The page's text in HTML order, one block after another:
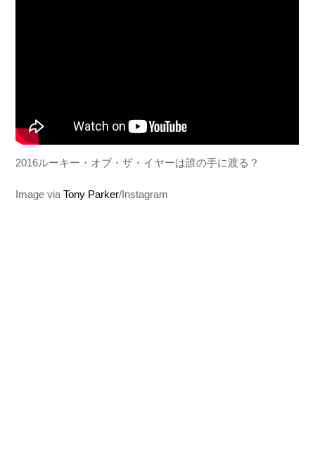
2016ルーキー・オブ・ザ・イヤーは誰の手に渡る？
Image viaTony Parker/Instagram